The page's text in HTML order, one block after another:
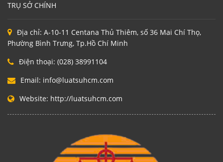
TRỤ SỞ CHÍNH
Địa chỉ: A-10-11 Centana Thủ Thiêm, số 36 Mai Chí Thọ,
Phường Bình Trưng, Tp.Hồ Chí Minh
Điện thoại: (028) 38991104
Email: info@luatsuhcm.com
Website: http://luatsuhcm.com